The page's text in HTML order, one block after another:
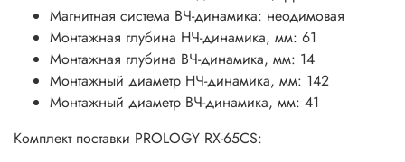
Магнитная система ВЧ-динамика: неодимовая
Монтажная глубина НЧ-динамика, мм: 61
Монтажная глубина ВЧ-динамика, мм: 14
Монтажный диаметр НЧ-динамика, мм: 142
Монтажный диаметр ВЧ-динамика, мм: 41
Комплект поставки PROLOGY RX-65CS: